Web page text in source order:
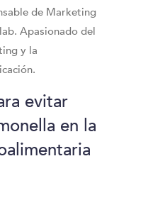
de Marketing
Apasionado del
y la
evitar
en la